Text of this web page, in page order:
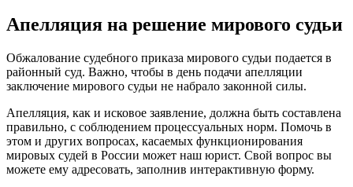
Апелляция на решение мирового судьи
Обжалование судебного приказа мирового судьи подается в
районный суд. Важно, чтобы в день подачи апелляции
заключение мирового судьи не набрало законной силы.
Апелляция, как и исковое заявление, должна быть составлена
правильно, с соблюдением процессуальных норм. Помочь в
этом и других вопросах, касаемых функционирования
мировых судей в России может наш юрист. Свой вопрос вы
можете ему адресовать, заполнив интерактивную форму.